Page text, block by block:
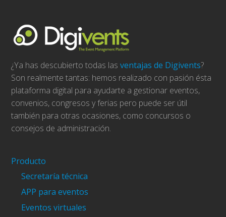
¿Ya has descubierto todas lasventajas de Digivents?
Son realmente tantas: hemos realizado con pasión ésta
plataforma digital para ayudarte a gestionar eventos,
convenios, congresos y ferias pero puede ser útil
también para otras ocasiones, como concursos o
consejos de administración.
Producto
Secretaría técnica
APP para eventos
Eventos virtuales